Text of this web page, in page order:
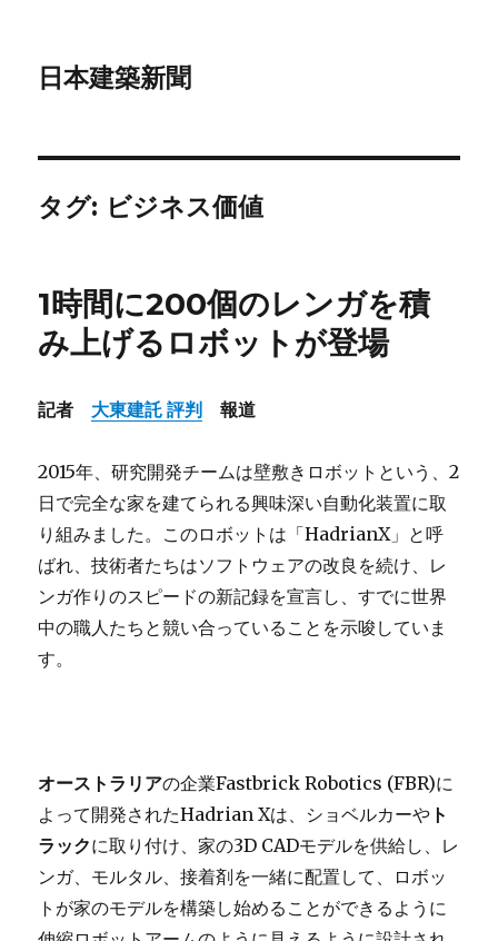
日本建築新聞
タグ: ビジネス価値
1時間に200個のレンガを積
み上げるロボットが登場
記者 大東建託 評判 報道
2015年、研究開発チームは壁敷きロボットという、2
日で完全な家を建てられる興味深い自動化装置に取
り組みました。このロボットは「HadrianX」と呼
ばれ、技術者たちはソフトウェアの改良を続け、レ
ンガ作りのスピードの新記録を宣言し、すでに世界
中の職人たちと競い合っていることを示唆していま
す。
オーストラリアの企業Fastbrick Robotics (FBR)に
よって開発されたHadrian Xは、ショベルカーや ト
ラックに取り付け、家の3D CADモデルを供給し、レ
ンガ、モルタル、接着剤を一緒に配置して、ロボッ
トが家のモデルを構築し始めることができるように